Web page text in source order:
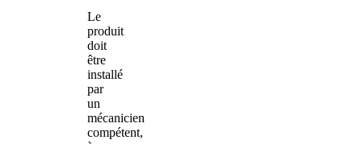
Le
produit
doit
être
installé
par
un
mécanicien
compétent,